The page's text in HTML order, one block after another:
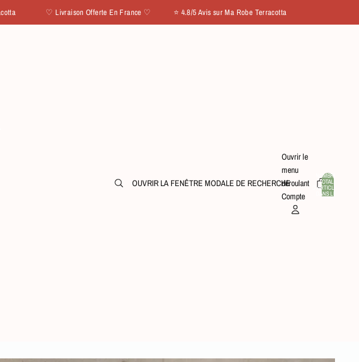
♡ Livraison Offerte En France ♡ ⭐ 4.8/5 Avis sur Ma Robe Terracotta
OUVRIR LA FENÊTRE MODALE DE RECHERCHE
Ouvrir le
menu
déroulant
Compte
NOMBRE
TOTAL
D’ARTICLES
DANS LE